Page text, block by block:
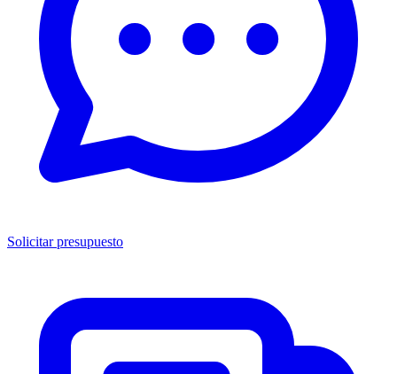
Solicitar presupuesto